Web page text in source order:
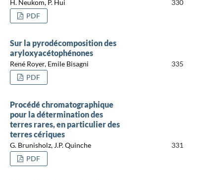
H. Neukom, P. Hui
330
PDF
Sur la pyrodécomposition des
aryloxyacétophénones
René Royer, Emile Bisagni
335
PDF
Procédé chromatographique
pour la détermination des
terres rares, en particulier des
terres cériques
G. Brunisholz, J.P. Quinche
331
PDF